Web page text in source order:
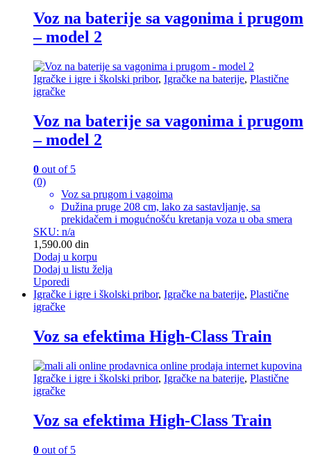
Voz na baterije sa vagonima i prugom
– model 2
Igračke i igre i školski pribor, Igračke na baterije, Plastične
igračke
Voz na baterije sa vagonima i prugom
– model 2
0 out of 5
(0)
Voz sa prugom i vagoima
Dužina pruge 208 cm, lako za sastavljanje, sa
prekidačem i mogućnošću kretanja voza u oba smera
SKU: n/a
1,590.00 din
Dodaj u korpu
Dodaj u listu želja
Uporedi
Igračke i igre i školski pribor, Igračke na baterije, Plastične
igračke
Voz sa efektima High-Class Train
Igračke i igre i školski pribor, Igračke na baterije, Plastične
igračke
Voz sa efektima High-Class Train
0 out of 5